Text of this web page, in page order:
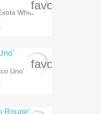
White'
Uno'